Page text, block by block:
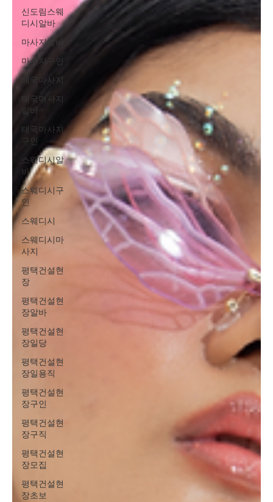
신도림스웨
디시알바
마사지알바
마사지구인
태국마사지
태국마사지
알바
태국마사지
구인
스웨디시알
바
스웨디시구
인
스웨디시
스웨디시마
사지
평택건설현
장
평택건설현
장알바
평택건설현
장일당
평택건설현
장일용직
평택건설현
장구인
평택건설현
장구직
평택건설현
장모집
평택건설현
장초보